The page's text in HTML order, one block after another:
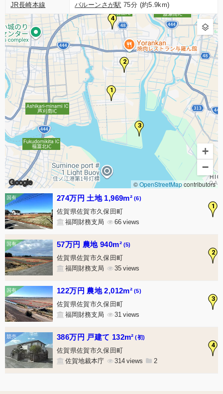
JR長崎本線 バルーンさが駅 75分 (約5.9km)
1
2
3
4
Google
+
−
©OpenStreetMapcontributors
1
274万円 土地 1,969m² (6)
佐賀県佐賀市久保田町
福岡財務支局
66
2
57万円 農地 940m² (5)
佐賀県佐賀市久保田町
福岡財務支局
35
3
122万円 農地 2,012m² (5)
佐賀県佐賀市久保田町
福岡財務支局
31
4
386万円 戸建て 132m² (初)
佐賀県佐賀市久保田町
佐賀地裁本庁
314 2